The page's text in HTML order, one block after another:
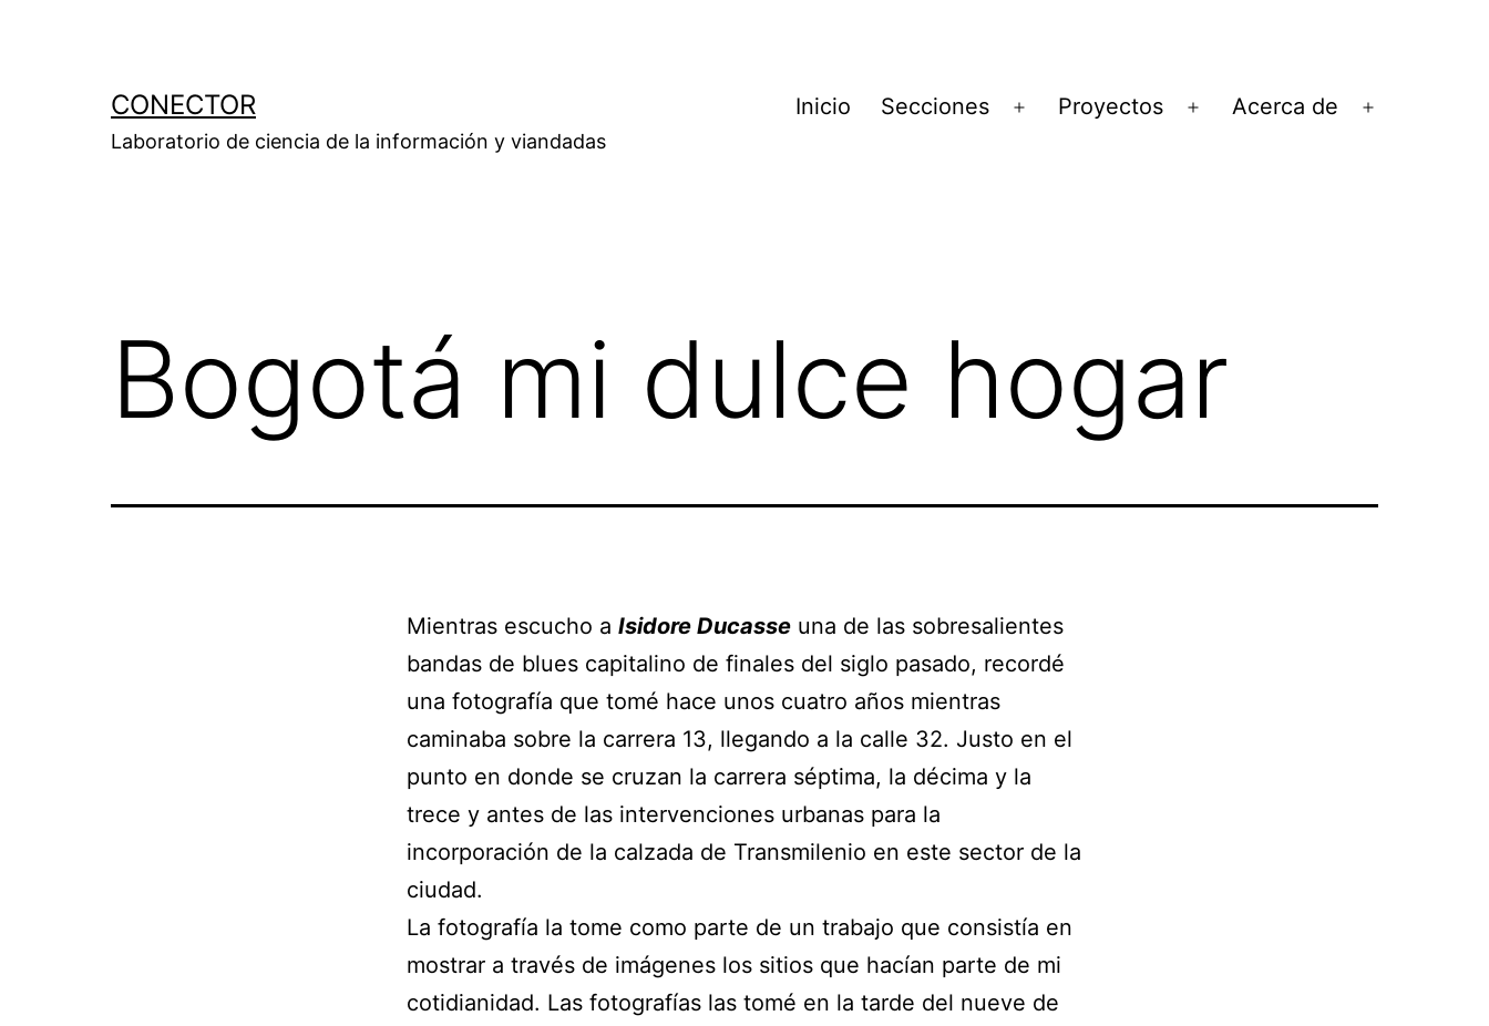
CONECTOR
Laboratorio de ciencia de la información y viandadas
Inicio Secciones
Abrir
Proyectos
Abrir
Acerca de
Bogotá mi dulce hogar
Mientras escucho a Isidore Ducasse una de las sobresalientes
bandas de blues capitalino de finales del siglo pasado, recordé
una fotografía que tomé hace unos cuatro años mientras
caminaba sobre la carrera 13, llegando a la calle 32. Justo en el
punto en donde se cruzan la carrera séptima, la décima y la
trece y antes de las intervenciones urbanas para la
incorporación de la calzada de Transmilenio en este sector de la
ciudad.
La fotografía la tome como parte de un trabajo que consistía en
mostrar a través de imágenes los sitios que hacían parte de mi
cotidianidad. Las fotografías las tomé en la tarde del nueve de